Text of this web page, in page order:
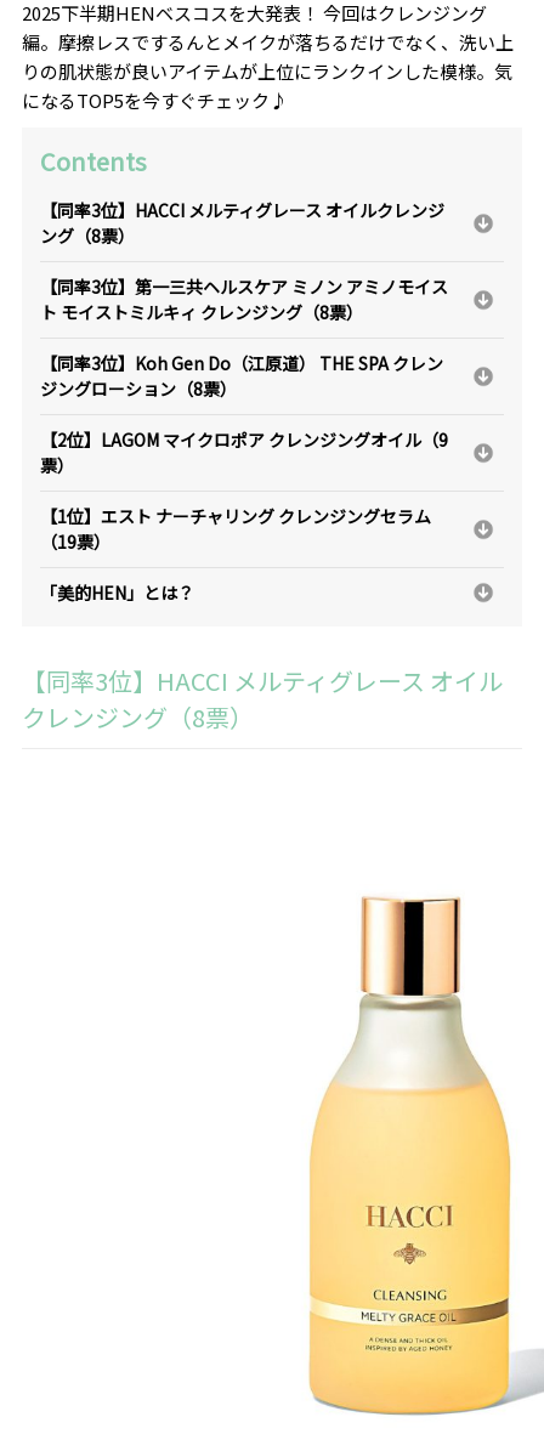
2025下半期HENベスコスを大発表！ 今回はクレンジング
編。摩擦レスでするんとメイクが落ちるだけでなく、洗い上
りの肌状態が良いアイテムが上位にランクインした模様。気
になるTOP5を今すぐチェック♪
Contents
【同率3位】HACCI メルティグレース オイルクレンジ
ング（8票）
【同率3位】第一三共ヘルスケア ミノン アミノモイス
ト モイストミルキィ クレンジング（8票）
【同率3位】Koh Gen Do（江原道） THE SPA クレン
ジングローション（8票）
【2位】LAGOM マイクロポア クレンジングオイル（9
票）
【1位】エスト ナーチャリング クレンジングセラム
（19票）
「美的HEN」とは？
【同率3位】HACCI メルティグレース オイル
クレンジング（8票）